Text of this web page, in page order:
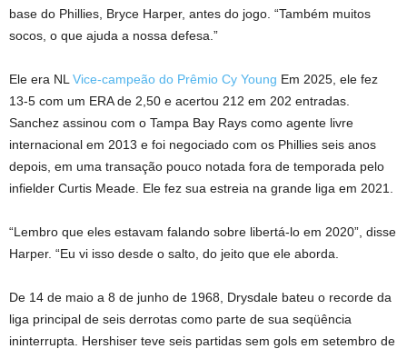
base do Phillies, Bryce Harper, antes do jogo. “Também muitos
socos, o que ajuda a nossa defesa.”
Ele era NL Vice-campeão do Prêmio Cy Young Em 2025, ele fez
13-5 com um ERA de 2,50 e acertou 212 em 202 entradas.
Sanchez assinou com o Tampa Bay Rays como agente livre
internacional em 2013 e foi negociado com os Phillies seis anos
depois, em uma transação pouco notada fora de temporada pelo
infielder Curtis Meade. Ele fez sua estreia na grande liga em 2021.
“Lembro que eles estavam falando sobre libertá-lo em 2020”, disse
Harper. “Eu vi isso desde o salto, do jeito que ele aborda.
De 14 de maio a 8 de junho de 1968, Drysdale bateu o recorde da
liga principal de seis derrotas como parte de sua seqüência
ininterrupta. Hershiser teve seis partidas sem gols em setembro de